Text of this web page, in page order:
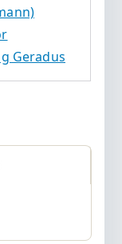
Geradus